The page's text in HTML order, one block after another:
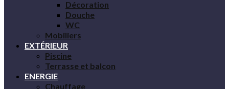
Décoration
Douche
WC
Mobiliers
EXTÉRIEUR
Piscine
Terrasse et balcon
ENERGIE
Chauffage